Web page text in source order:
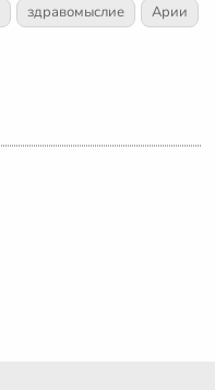
здравомыслие
Арии